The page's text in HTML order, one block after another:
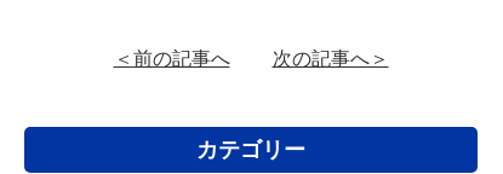
＜前の記事へ 次の記事へ＞
カテゴリー